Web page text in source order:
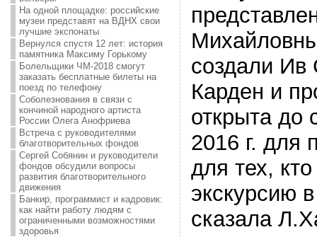
На одной площадке: российские
музеи представят на ВДНХ свои
лучшие экспонаты
Вернулся спустя 12 лет: история
памятника Максиму Горькому
Болельщики ЧМ-2018 смогут
заказать бесплатные билеты на
поезд по телефону
Соболезнования в связи с
кончиной народного артиста
России Олега Анофриева
Встреча с руководителями
благотворительных фондов
Сергей Собянин и руководители
фондов обсудили вопросы
развития благотворительного
движения
Банкир, программист и кадровик:
как найти работу людям с
ограниченными возможностями
здоровья
создали
Карден и
открыта до
2016 г. для
для тех,
экскурсию
сказала